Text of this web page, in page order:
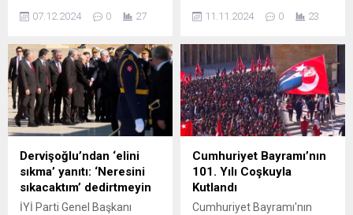
puan topladı. Puan
alan Karadeniz ekibi, 1,14
gibi düşük bir puan
ortalamasında kaldı. En son
2007-2008 sezonunda ...
07.12.2024 0 27
Trabzonspor, 5. kez takımın
Şenol Güneş yönetiminde
arzu ettiği sonuçları
alamıyor. Ligde 12. hafta
sonunda oynadığı 11
karşılaşmada ...
11.11.2024 0 23
Dervişoğlu’ndan ‘elini
sıkma’ yanıtı: ‘Neresini
sıkacaktım’ dedirtmeyin
İYİ Parti Genel Başkanı
Cumhuriyet Bayramı’nın
101. Yılı Coşkuyla
Kutlandı
Cumhuriyet Bayramı'nın